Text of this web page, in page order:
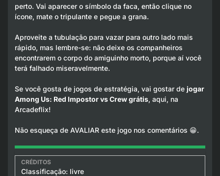
perto. Vai aparecer o símbolo da faca, então clique no
ícone, mate o tripulante e pegue a grana.
Aproveite a tubulação para vazar para outro lado mais
rápido, mas lembre-se: não deixe os companheiros
encontrarem o corpo do amiguinho morto, porque aí você
terá falhado miseravelmente.
Se você gosta de jogos de estratégia, vai gostar de jogar
Among Us: Red Impostor vs Crew grátis, aqui, na
Arcadeflix!
Não esqueça de AVALIAR este jogo nos comentários 😁.
Classificação: livre